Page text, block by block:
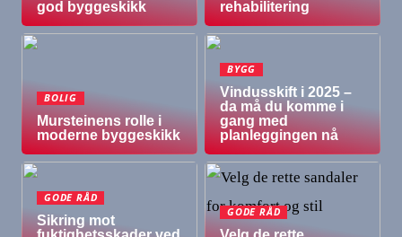
god byggeskikk
rehabilitering
BOLIG
Mursteinens rolle i
moderne byggeskikk
BYGG
Vindusskift i 2025 –
da må du komme i
gang med
planleggingen nå
GODE RÅD
Sikring mot
GODE RÅD